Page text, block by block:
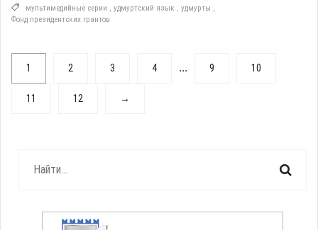
мультимедийные серии , удмуртский язык , удмурты ,
Фонд президентских грантов
1 2 3 4 ... 9 10
11 12 →